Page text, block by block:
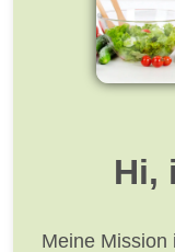
Hi,
Meine Mission